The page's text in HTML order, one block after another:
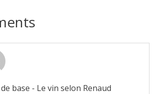
base - Le vin selon Renaud